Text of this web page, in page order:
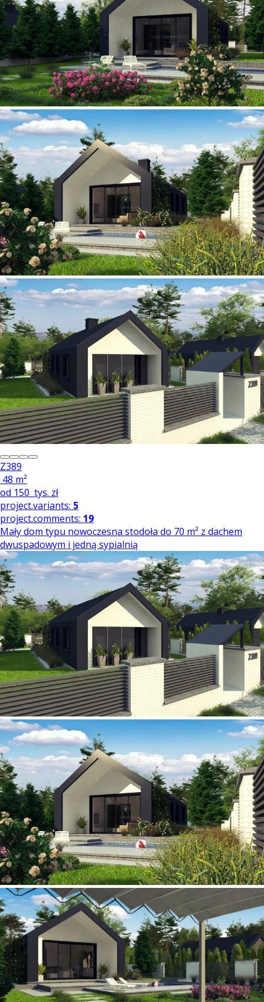
Z389
48 m²
od 150 tys. zł
project.variants: 5
project.comments: 19
Mały dom typu nowoczesna stodoła do 70 m² z dachem
dwuspadowym i jedną sypialnią